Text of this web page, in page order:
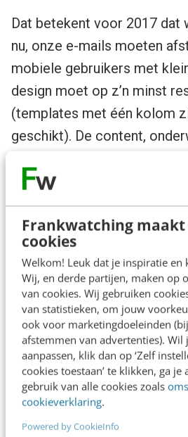
Frankwatching
cookies
Welkom! Leuk dat je inspiratie en
Wij, en derde partijen, maken op
van cookies. Wij gebruiken
van statistieken, om jouw
ook voor marketingdoeleinden
afstemmen van advertenties). Wil
aanpassen, klik dan op ‘Zelf
cookies toestaan’ te klikken, ga
gebruik van alle cookies zoals
cookieverklaring.
Powered by CookieInfo
Dat betekent voor 2017 dat
nu, onze e-mails moeten
mobiele gebruikers met
design moet op z’n minst
(templates met één kolom
geschikt). De content,
zijn. Zo heb je voor iPhone
rechtopstaand (de meest
smartphones en manier van
27-41 karakters voor je
moeten duidelijk zijn en
klikken met een vinger.
En vergeet niet dat de
invulformulier ook
kort moeten zijn, anders
ontvanger alsnog af.